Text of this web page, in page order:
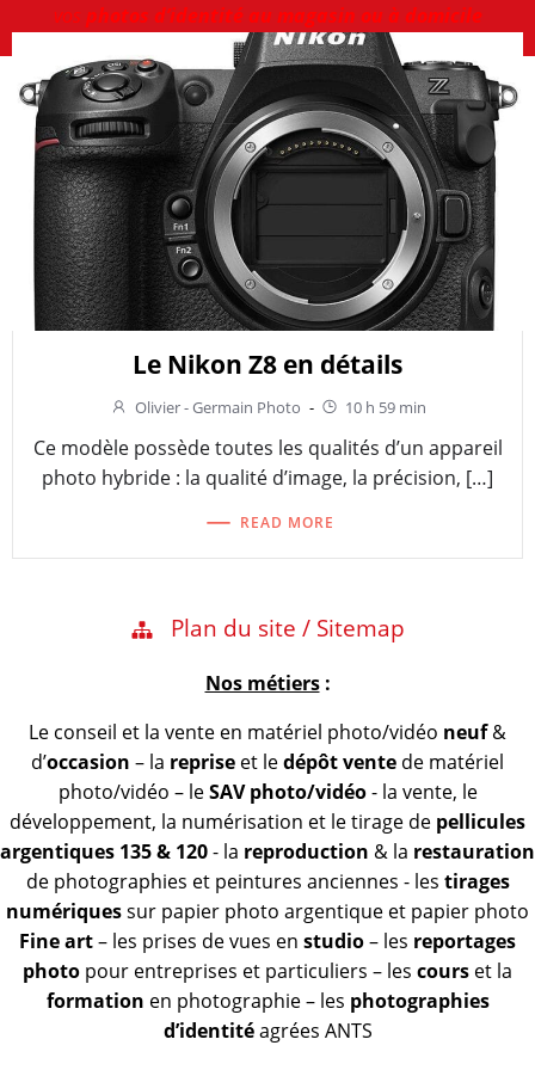
vos photos d’identité au magasin ou à domicile
Le Nikon Z8 en détails
Olivier - Germain Photo - 10 h 59 min
Ce modèle possède toutes les qualités d’un appareil
photo hybride : la qualité d’image, la précision, […]
READ MORE
Plan du site / Sitemap
Nos métiers:
Le conseil et la vente en matériel photo/vidéo neuf&
d’occasion – la reprise et ledépôt vente de matériel
photo/vidéo – leSAV photo/vidéo- la vente, le
développement, la numérisation et le tirage de pellicules
argentiques 135 & 120- la reproduction & la restauration
de photographies et peintures anciennes - les tirages
numériquessur papier photo argentique et papier photo
Fine art– les prises de vues en studio– les reportages
photo pour entreprises et particuliers – les cours et la
formation en photographie – les photographies
d’identitéagrées ANTS